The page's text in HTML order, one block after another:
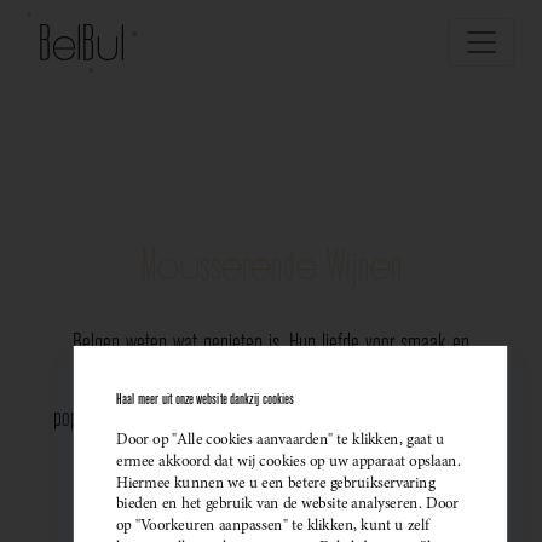
Belgen weten wat genieten is. Hun liefde voor smaak en
populariteit van Belgische mousserende wijnen. Meer dan ooit
kiezen ze bewust voor lokale bubbels — ideaal als
sprankelend aperitief of als verfijnde match bij een
gastronomisch diner. Santé!
Haal meer uit onze website dankzij cookies
Door op "Alle cookies aanvaarden" te klikken, gaat u
ermee akkoord dat wij cookies op uw apparaat opslaan.
Hiermee kunnen we u een betere gebruikservaring
bieden en het gebruik van de website analyseren. Door
op "Voorkeuren aanpassen" te klikken, kunt u zelf